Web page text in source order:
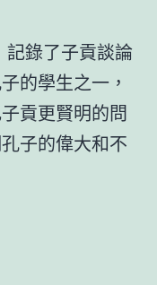
記錄了子貢談論
的學生之一，
貢更賢明的問
子的偉大和不